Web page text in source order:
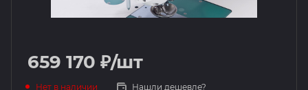
659 170 ₽/шт
Нет в наличии Нашли дешевле?